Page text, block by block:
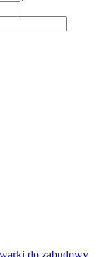
do zabudowy